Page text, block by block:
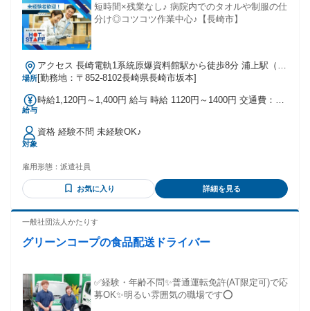
短時間×残業なし♪ 病院内でのタオルや制服の仕
分け◎コツコツ作業中心♪【長崎市】
場所
アクセス 長崎電軌1系統原爆資料館駅から徒歩8分 浦上駅（徒
歩14分） 原爆資料館バス停（徒歩7分） 平和公園近く徒歩15
[勤務地：〒852-8102長崎県長崎市坂本]
給与
時給1,120円～1,400円 給与 時給 1120円～1400円 交通費：交
対象
資格 経験不問 未経験OK♪
雇用形態： 派遣社員
お気に入り 詳細を見る
一般社団法人かたりす
グリーンコープの食品配送ドライバー
✅経験・年齢不問✨普通運転免許(AT限定可)で応
募OK✨明るい雰囲気の職場です⭕